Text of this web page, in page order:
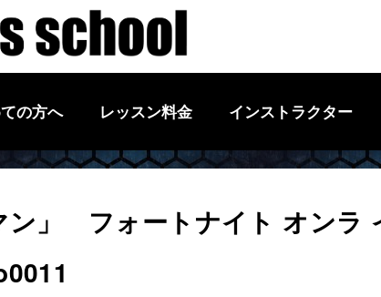
の方へ レッスン料金 インストラクター
ン」 フォートナイト オンラ